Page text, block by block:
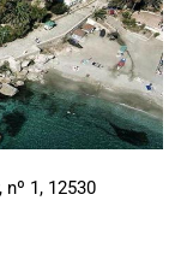
1, 12530